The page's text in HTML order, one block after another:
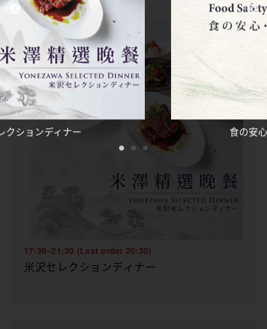
夕食
17:30~21:30 (Last order 20:30)
米沢セレクションディナー
食の安心・安全への取り組み